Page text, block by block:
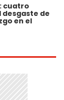
cuatro
de
en el